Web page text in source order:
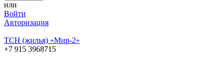
или
Войти
Авторизация
ТСН (жилья) «Мир-2»
+7 915 3968715